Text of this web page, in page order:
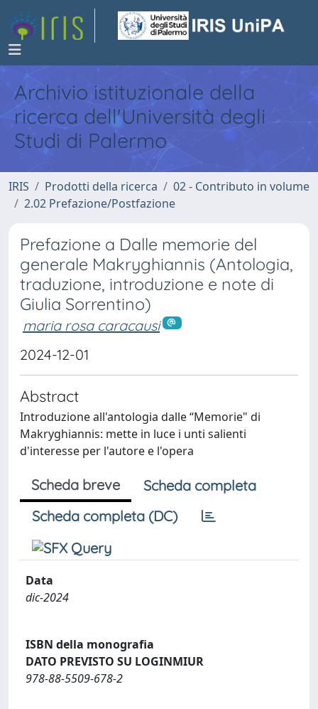
Archivio istituzionale della
ricerca dell'Università degli
Studi di Palermo
IRIS Prodotti della ricerca
02 - Contributo in volume
2.02 Prefazione/Postfazione
Prefazione a Dalle memorie del
generale Makryghiannis (Antologia,
traduzione, introduzione e note di
Giulia Sorrentino)
maria rosa caracausi
2024-12-01
Abstract
Introduzione all'antologia dalle “Memorie" di
Makryghiannis: mette in luce i unti salienti
d'interesse per l'autore e l'opera
Scheda breve
Scheda completa
Scheda completa (DC)
Data
dic-2024
ISBN della monografia
DATO PREVISTO SU LOGINMIUR
978-88-5509-678-2